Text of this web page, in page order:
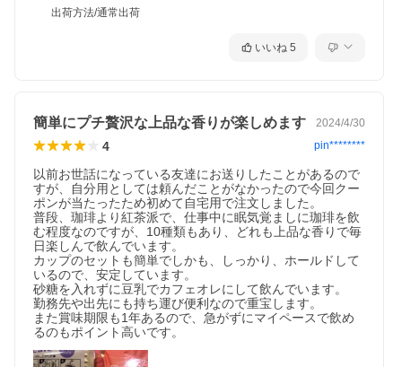
出荷方法/通常出荷
いいね 5
簡単にプチ贅沢な上品な香りが楽しめます 2024/4/30
4 pin********
以前お世話になっている友達にお送りしたことがあるので
すが、自分用としては頼んだことがなかったので今回クー
ポンが当たったため初めて自宅用で注文しました。
普段、珈琲より紅茶派で、仕事中に眠気覚ましに珈琲を飲
む程度なのですが、10種類もあり、どれも上品な香りで毎
日楽しんで飲んでいます。
カップのセットも簡単でしかも、しっかり、ホールドして
いるので、安定しています。
砂糖を入れずに豆乳でカフェオレにして飲んでいます。
勤務先や出先にも持ち運び便利なので重宝します。
また賞味期限も1年あるので、急がずにマイペースで飲め
るのもポイント高いです。